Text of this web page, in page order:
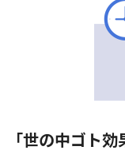
「世の中ゴト